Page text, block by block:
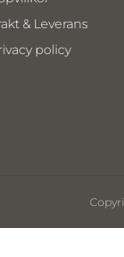
& Leverans
policy